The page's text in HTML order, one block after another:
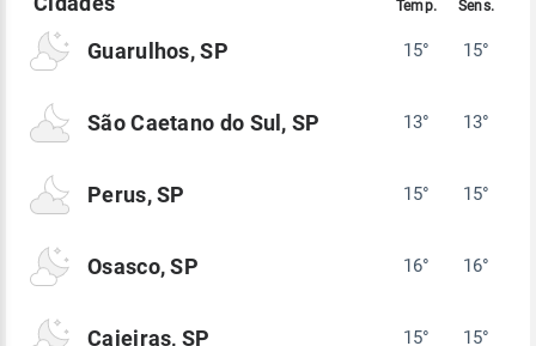
Guarulhos, SP 15° 15°
São Caetano do Sul, SP 13° 13°
Perus, SP 15° 15°
Osasco, SP 16° 16°
Caieiras, SP 15° 15°